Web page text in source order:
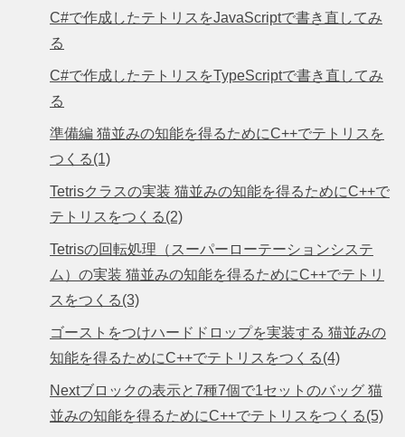
C#で作成したテトリスをJavaScriptで書き直してみ
る
C#で作成したテトリスをTypeScriptで書き直してみ
る
準備編 猫並みの知能を得るためにC++でテトリスを
つくる(1)
Tetrisクラスの実装 猫並みの知能を得るためにC++で
テトリスをつくる(2)
Tetrisの回転処理（スーパーローテーションシステ
ム）の実装 猫並みの知能を得るためにC++でテトリ
スをつくる(3)
ゴーストをつけハードドロップを実装する 猫並みの
知能を得るためにC++でテトリスをつくる(4)
Nextブロックの表示と7種7個で1セットのバッグ 猫
並みの知能を得るためにC++でテトリスをつくる(5)